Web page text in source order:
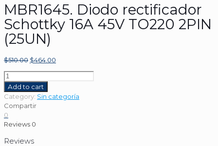
MBR1645. Diodo rectificador
Schottky 16A 45V TO220 2PIN
(25UN)
$510.00 $464.00
MBR1645.
Diodo
rectificador
Schottky
16A
45V
2PIN
Add to cart
Category: Sin categoría
Compartir
0
Reviews 0
Reviews